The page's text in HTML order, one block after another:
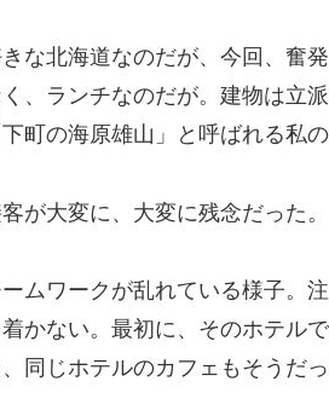
な北海道なのだが、今回、奮
、ランチなのだが。建物は立
町の海原雄山」と呼ばれる私
が大変に、大変に残念だった。
ムワークが乱れている様子。
かない。最初に、そのホテル
同じホテルのカフェもそうだ